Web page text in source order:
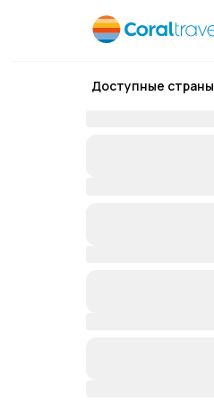
Доступные страны